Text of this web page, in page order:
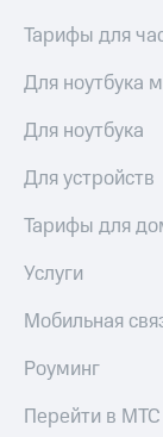
Тарифы для
Для ноутбука
Для ноутбука
Для устройств
Тарифы для
Услуги
Мобильная
Роуминг
Перейти в